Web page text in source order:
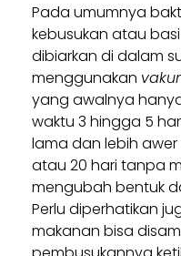
Pada umumnya
kebusukan atau
dibiarkan di dalam
menggunakan
yang awalnya
waktu 3 hingga 5
lama dan lebih
atau 20 hari tanpa
mengubah bentuk
Perlu diperhatikan
makanan bisa